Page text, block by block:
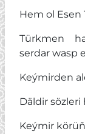
Hem ol Esen
Türkmen
serdar wasp
Keýmirden
Däldir sözleri
Keýmir